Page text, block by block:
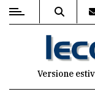
MENUVersione